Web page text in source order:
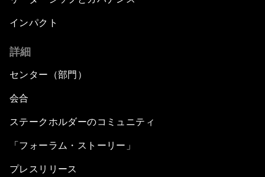
インパクト
詳細
センター（部門）
会合
ステークホルダーのコミュニティ
「フォーラム・ストーリー」
プレスリリース